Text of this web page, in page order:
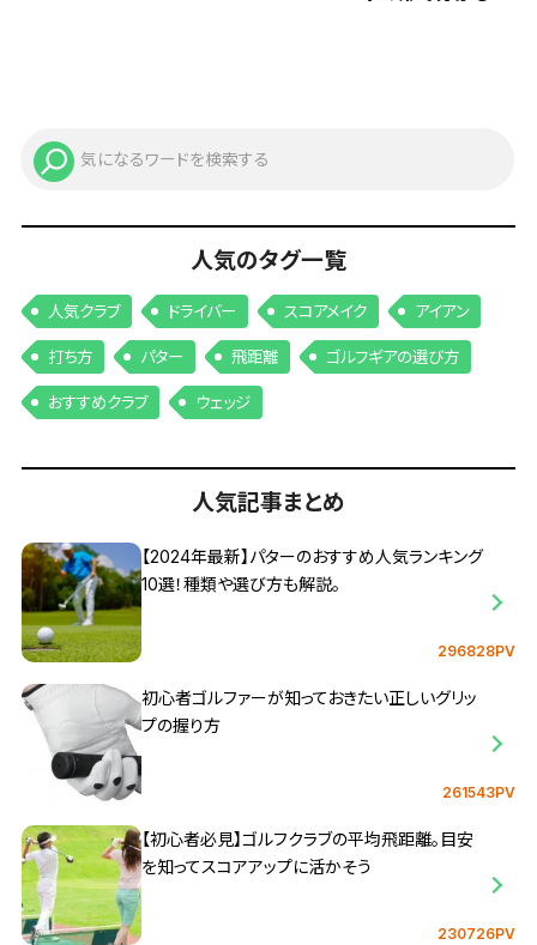
人気のタグ一覧
人気クラブ ドライバー スコアメイク アイアン
打ち方 パター 飛距離 ゴルフギアの選び方
おすすめクラブ ウェッジ
人気記事まとめ
【2024年最新】パターのおすすめ人気ランキング
10選！種類や選び方も解説。
296828PV
初心者ゴルファーが知っておきたい正しいグリッ
プの握り方
261543PV
【初心者必見】ゴルフクラブの平均飛距離。目安
を知ってスコアアップに活かそう
230726PV